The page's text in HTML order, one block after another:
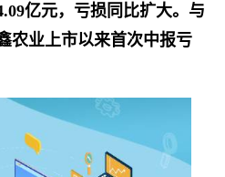
亿元，亏损同比扩大。与
农业上市以来首次中报亏